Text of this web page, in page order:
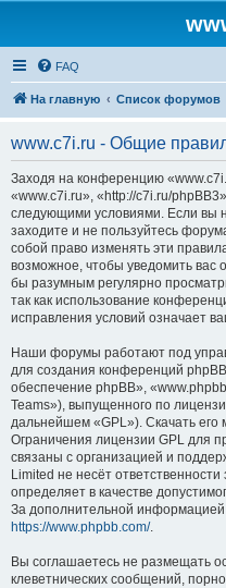
FAQ
На главную Список форумов
www.c7i.ru - Общие
Заходя на конференцию
«www.c7i.ru», «http://c7i.ru/
следующими условиями. Если вы
заходите и не пользуйтесь
собой право изменять эти
возможное, чтобы уведомить вас
бы разумным регулярно
так как использование
исправления условий означает
Наши форумы работают под
для создания конференций
обеспечение phpBB»,
Teams»), выпущенного по
дальнейшем «GPL»). Скачать его
Ограничения лицензии GPL для
связаны с организацией и
Limited не несёт
определяет в качестве
За дополнительной
https://www.phpbb.com/.
Вы соглашаетесь не размещать
клеветнических сообщений,